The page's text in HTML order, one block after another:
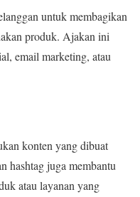
untuk membagikan
produk. Ajakan ini
email marketing, atau
konten yang dibuat
hashtag juga membantu
atau layanan yang